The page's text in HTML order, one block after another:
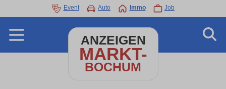
Event Auto Immo Job
ANZEIGEN
MARKT-
BOCHUM